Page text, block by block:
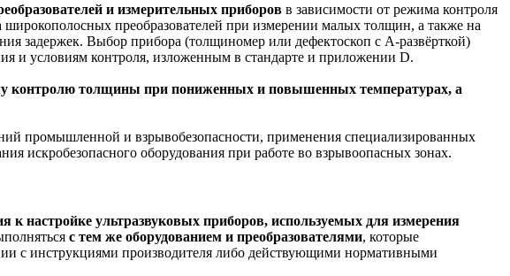
и измерительных приборов в зависимости от режима контроля
преобразователей при измерении малых толщин, а также на
задержек. Выбор прибора (толщиномер или дефектоскоп с А-развёрткой)
и условиям контроля, изложенным в стандарте и приложении D.
контролю толщины при пониженных и повышенных температурах, а
промышленной и взрывобезопасности, применения специализированных
искробезопасного оборудования при работе во взрывоопасных зонах.
к настройке ультразвуковых приборов, используемых для измерения
с тем же оборудованием и преобразователями, которые
с инструкциями производителя либо действующими нормативными